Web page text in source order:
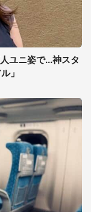
ユニ姿で...神スタ
」